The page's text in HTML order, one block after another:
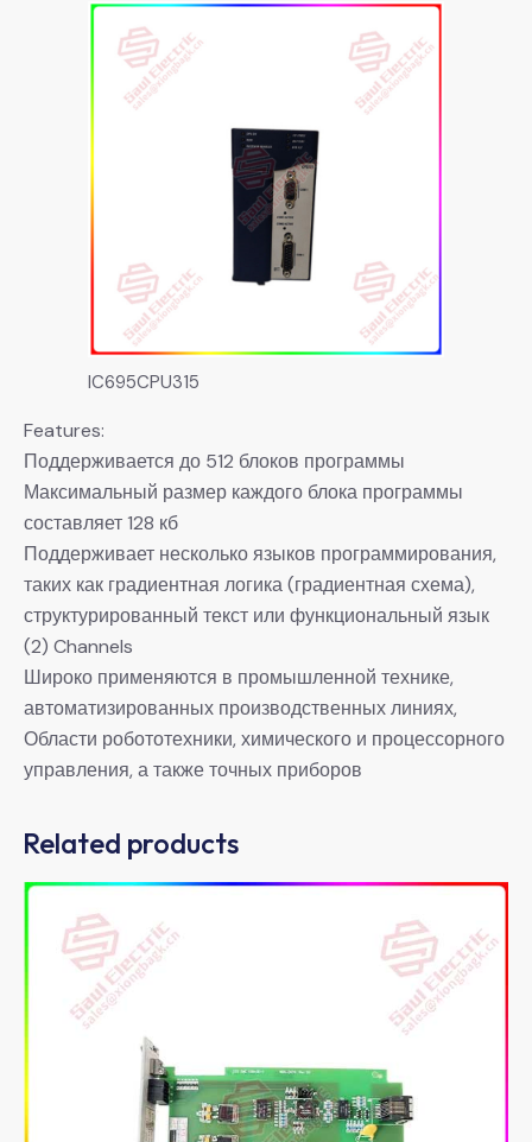
IC695CPU315
Features:
Поддерживается до 512 блоков программы
Максимальный размер каждого блока программы
составляет 128 кб
Поддерживает несколько языков программирования,
таких как градиентная логика (градиентная схема),
структурированный текст или функциональный язык
(2) Channels
Широко применяются в промышленной технике,
автоматизированных производственных линиях,
Области робототехники, химического и процессорного
управления, а также точных приборов
Related products